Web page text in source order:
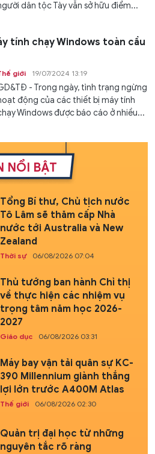
dân tộc Tày vẫn sở hữu điểm...
tính chạy Windows toàn cầu
giới 19/07/2024 13:19
- Trong ngày, tình trạng ngừng
động của các thiết bị máy tính
Windows được báo cáo ở nhiều...
NỔI BẬT
Tổng Bí thư, Chủ tịch nước
Tô Lâm sẽ thăm cấp Nhà
nước tới Australia và New
Zealand
Thời sự 06/08/2026 07:04
Thủ tướng ban hành Chỉ thị
về thực hiện các nhiệm vụ
trọng tâm năm học 2026-
2027
Giáo dục 06/08/2026 03:31
Máy bay vận tải quân sự KC-
390 Millennium giành thắng
lợi lớn trước A400M Atlas
Thế giới 06/08/2026 02:30
Quản trị đại học từ những
nguyên tắc rõ ràng